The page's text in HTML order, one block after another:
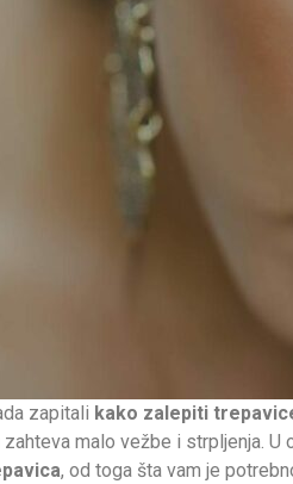
zapitali kako zalepiti
zahteva malo vežbe i strpljenja.
, od toga šta vam je